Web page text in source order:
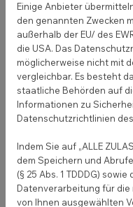
„Handwerk“
Krankorb kann
dort mittels einer
Einige Anbieter
den genannten Zwecken
außerhalb der EU/ des
die USA. Das
möglicherweise nicht mit
vergleichbar. Es besteht
staatliche Behörden auf
Informationen zu
Datenschutzrichtlinien
Indem Sie auf „ALLE
dem Speichern und
(§ 25 Abs. 1 TDDDG)
Datenverarbeitung für
von Ihnen ausgewählten